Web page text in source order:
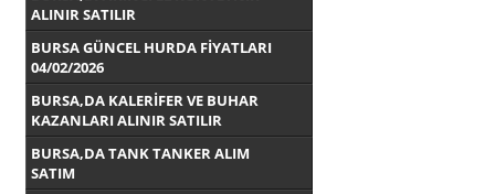
ALINIR SATILIR
BURSA GÜNCEL HURDA FİYATLARI
04/02/2026
BURSA,DA KALERİFER VE BUHAR
KAZANLARI ALINIR SATILIR
BURSA,DA TANK TANKER ALIM
SATIM